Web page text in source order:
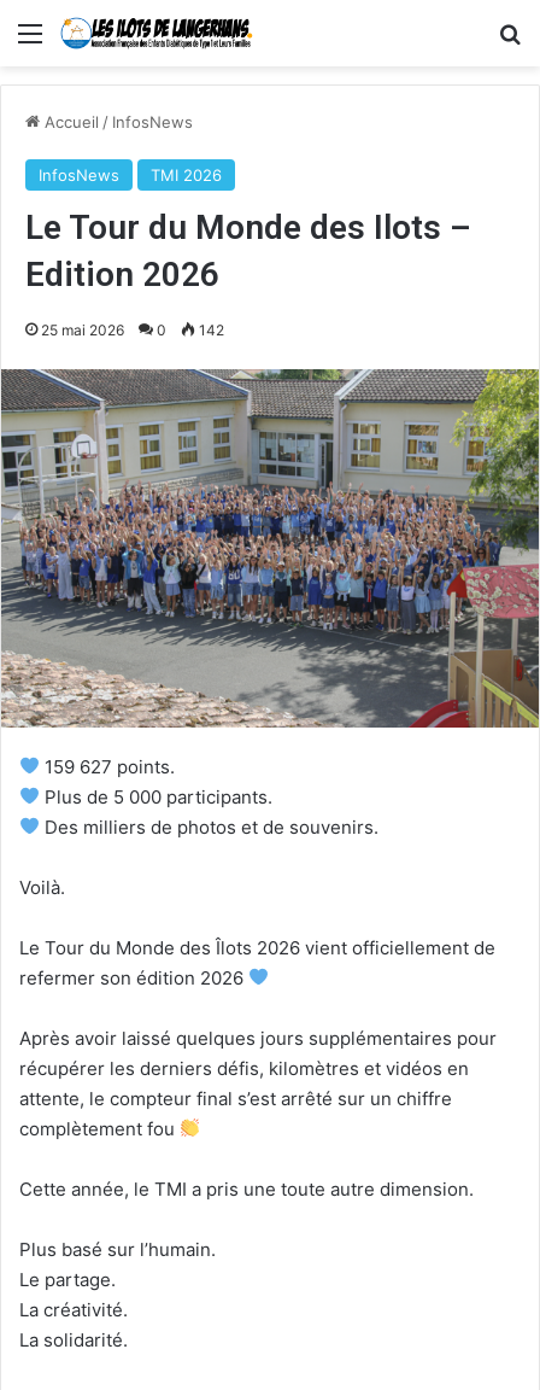
Menu
Accueil / InfosNews
InfosNews TMI 2026
Le Tour du Monde des Ilots –
Edition 2026
25 mai 2026 0 142
159 627 points.
Plus de 5 000 participants.
Des milliers de photos et de souvenirs.
Voilà.
Le Tour du Monde des Îlots 2026 vient officiellement de
refermer son édition 2026
Après avoir laissé quelques jours supplémentaires pour
récupérer les derniers défis, kilomètres et vidéos en
attente, le compteur final s’est arrêté sur un chiffre
complètement fou
Cette année, le TMI a pris une toute autre dimension.
Plus basé sur l’humain.
Le partage.
La créativité.
La solidarité.